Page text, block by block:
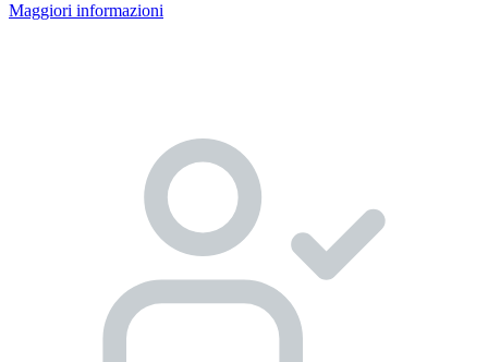
Maggiori informazioni